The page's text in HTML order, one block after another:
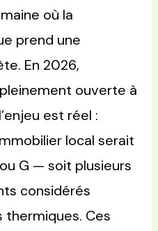
où la
prend une
En 2026,
ouverte à
est réel :
local serait
G — soit plusieurs
considérés
thermiques. Ces